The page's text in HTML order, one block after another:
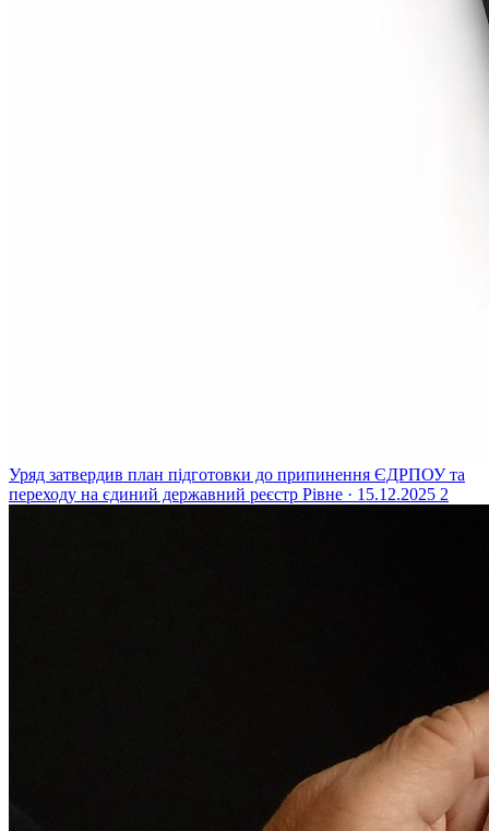
Уряд затвердив план підготовки до припинення ЄДРПОУ та
переходу на єдиний державний реєстр Рівне · 15.12.2025 2